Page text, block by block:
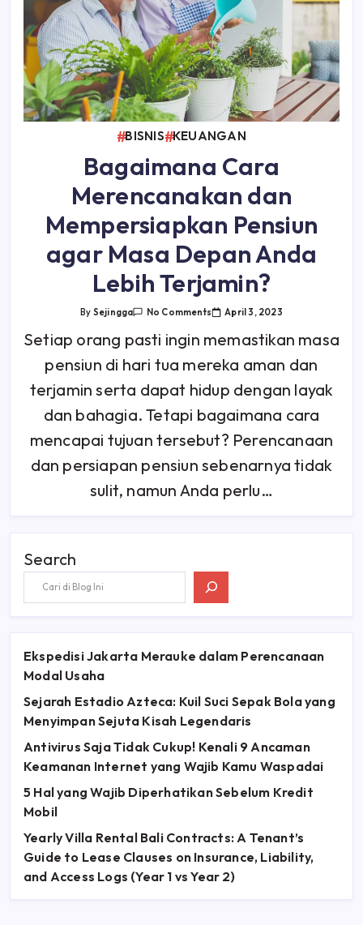
BISNIS KEUANGAN
Bagaimana Cara
Merencanakan dan
Mempersiapkan Pensiun
agar Masa Depan Anda
Lebih Terjamin?
By Sejingga No CommentsOn
Merencanakan
Mempersiapkan
Pensiun
Agar
Masa
Anda
Lebih
Terjamin?
April 3, 2023
Setiap orang pasti ingin memastikan masa
pensiun di hari tua mereka aman dan
terjamin serta dapat hidup dengan layak
dan bahagia. Tetapi bagaimana cara
mencapai tujuan tersebut? Perencanaan
dan persiapan pensiun sebenarnya tidak
sulit, namun Anda perlu…
Search
Ekspedisi Jakarta Merauke dalam Perencanaan
Modal Usaha
Sejarah Estadio Azteca: Kuil Suci Sepak Bola yang
Menyimpan Sejuta Kisah Legendaris
Antivirus Saja Tidak Cukup! Kenali 9 Ancaman
Keamanan Internet yang Wajib Kamu Waspadai
5 Hal yang Wajib Diperhatikan Sebelum Kredit
Mobil
Yearly Villa Rental Bali Contracts: A Tenant’s
Guide to Lease Clauses on Insurance, Liability,
and Access Logs (Year 1 vs Year 2)